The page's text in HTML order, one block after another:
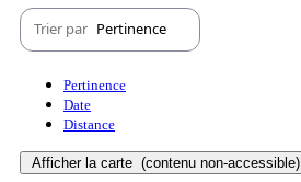
Trier par Pertinence
Pertinence
Date
Distance
Afficher la carte (contenu non-accessible)